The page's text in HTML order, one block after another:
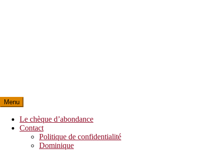
Menu
Le chèque d’abondance
Contact
Politique de confidentialité
Dominique